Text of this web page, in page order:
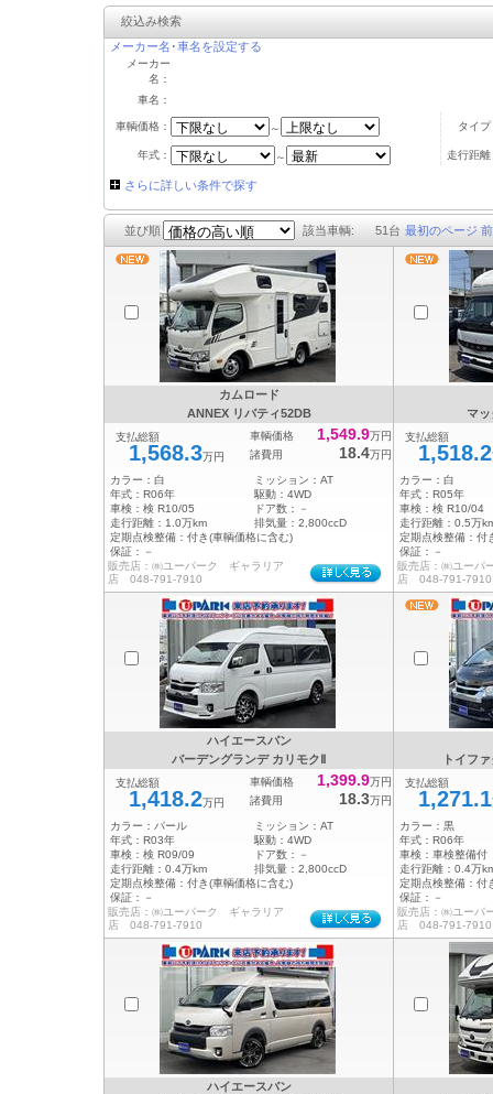
絞込み検索
メーカー名･車名を設定する
メーカー
名：
車名：
車輌価格： ～ タイプ
年式： ～ 走行距離
さらに詳しい条件で探す
並び順 該当車輌: 51 台 最初のページ
カムロード
ANNEX リバティ52DB
支払総額
1,568.3万円
車輌価格 1,549.9万円
諸費用
18.4万円
カラー： 白 ミッション： AT
年式： R06年 駆動： 4WD
車検： 検 R10/05 ドア数：
－
走行距離： 1.0万km 排気量： 2,800ccD
定期点検整備： 付き(車輌価格に含む)
保証：
－
販売店：㈱ユーパーク ギャラリア
店 048-791-7910
マ
支払総額
1,518.2
カラー： 白
年式： R05年
車検： 検 R10/04
走行距離： 0.5万
定期点検整備： 付
保証：
－
販売店：㈱ユー
店 048-791-7910
ハイエースバン
バーデングランデ カリモクⅡ
支払総額
1,418.2万円
車輌価格 1,399.9万円
諸費用
18.3万円
カラー： パール ミッション： AT
年式： R03年 駆動： 4WD
車検： 検 R09/09 ドア数：
－
走行距離： 0.4万km 排気量： 2,800ccD
定期点検整備： 付き(車輌価格に含む)
保証：
－
販売店：㈱ユーパーク ギャラリア
店 048-791-7910
トイフ
支払総額
1,271.1
カラー： 黒
年式： R06年
車検： 車検整備付
走行距離： 0.4万
定期点検整備： 付
保証：
－
販売店：㈱ユー
店 048-791-7910
ハイエースバン